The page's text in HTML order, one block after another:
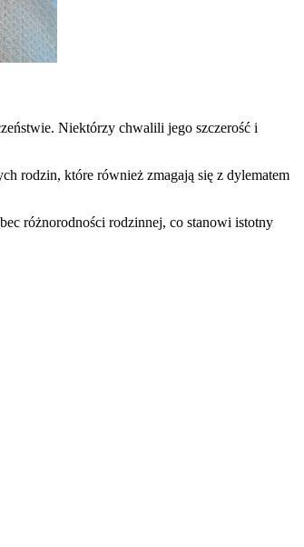
Niektórzy chwalili jego szczerość i
rodzin, które również zmagają się z dylematem
różnorodności rodzinnej, co stanowi istotny